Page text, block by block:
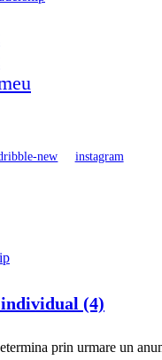
new instagram
(4)
prin urmare un